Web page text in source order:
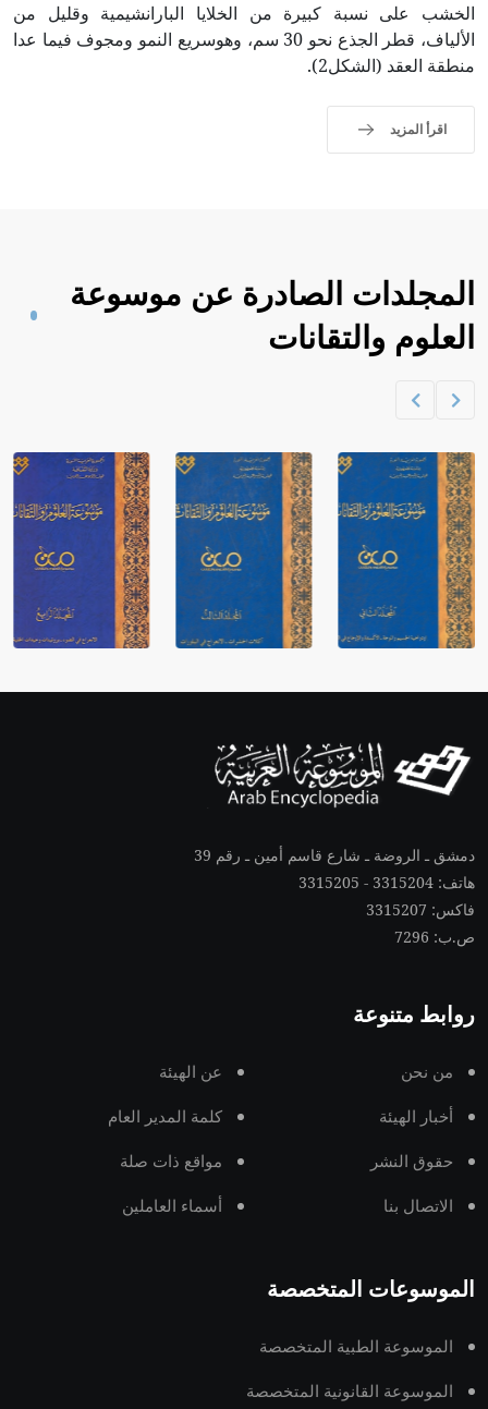
الخشب على نسبة كبيرة من الخلايا البارانشيمية وقليل من
الألياف، قطر الجذع نحو 30 سم، وهوسريع النمو ومجوف فيما عدا
منطقة العقد (الشكل2).
اقرأ المزيد
المجلدات الصادرة عن موسوعة
العلوم والتقانات
دمشق ـ الروضة ـ شارع قاسم أمين ـ رقم 39
هاتف: 3315204 - 3315205
فاكس: 3315207
ص.ب: 7296
روابط متنوعة
من نحن عن الهيئة
أخبار الهيئة كلمة المدير العام
حقوق النشر مواقع ذات صلة
الاتصال بنا أسماء العاملين
الموسوعات المتخصصة
الموسوعة الطبية المتخصصة
الموسوعة القانونية المتخصصة